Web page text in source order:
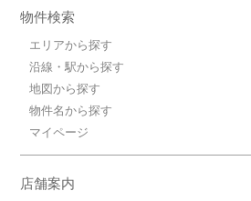
物件検索
エリアから探す
沿線・駅から探す
地図から探す
物件名から探す
マイページ
店舗案内